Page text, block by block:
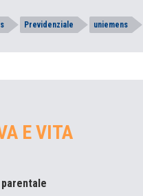
Previdenziale uniemens
E VITA